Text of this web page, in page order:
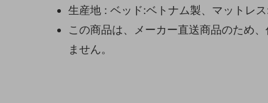
生産地 : ベッド:ベトナム製、マットレ
この商品は、メーカー直送商品のため
ません。